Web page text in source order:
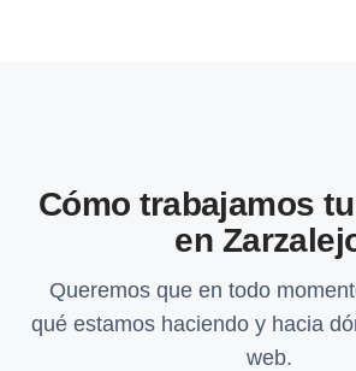
Cómo trabajamos
en
Queremos que en todo
qué estamos haciendo y hacia
web.